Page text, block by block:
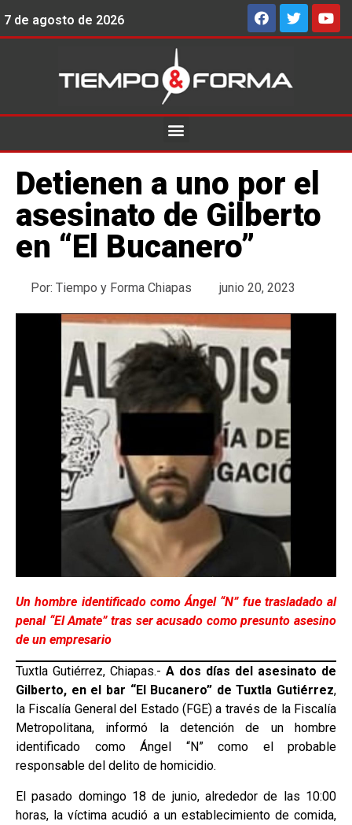
7 de agosto de 2026
Detienen a uno por el
asesinato de Gilberto
en “El Bucanero”
Por: Tiempo y Forma Chiapas junio 20, 2023
Un hombre identificado como Ángel “N” fue trasladado al
penal “El Amate” tras ser acusado como presunto asesino
de un empresario
Tuxtla Gutiérrez, Chiapas.- A dos días del asesinato de
Gilberto, en el bar “El Bucanero” de Tuxtla Gutiérrez,
la Fiscalía General del Estado (FGE) a través de la Fiscalía
Metropolitana, informó la detención de un hombre
identificado como Ángel “N” como el probable
responsable del delito de homicidio.
El pasado domingo 18 de junio, alrededor de las 10:00
horas, la víctima acudió a un establecimiento de comida,